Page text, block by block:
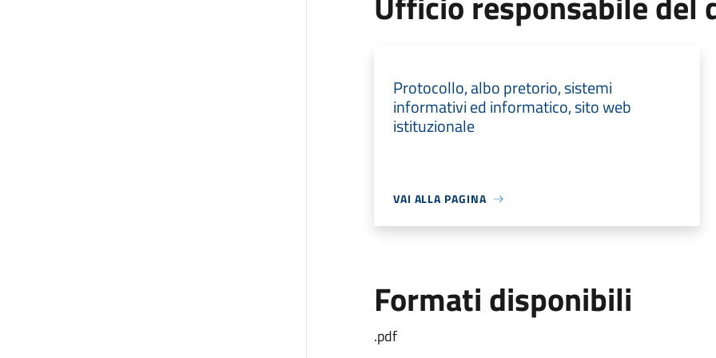
Protocollo, albo pretorio, sistemi
informativi ed informatico, sito web
istituzionale
VAI ALLA PAGINA
Formati disponibili
.pdf